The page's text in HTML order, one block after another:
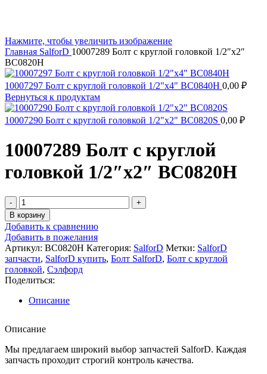
Нажмите, чтобы увеличить изображение
Главная SalforD 10007289 Болт с круглой головкой 1/2″x2″
BC0820H
10007297 Болт с круглой головкой 1/2"х4" BC0840H 0,00 ₽
Вернуться к продуктам
10007290 Болт с круглой головкой 1/2"x2" BC0820S 0,00 ₽
10007289 Болт с круглой
головкой 1/2″x2″ BC0820H
В корзину
Добавить к сравнению
Добавить в пожелания
Артикул: BC0820H Категория: SalforD Метки: SalforD
запчасти, SalforD купить, Болт SalforD, Болт с круглой
головкой, Сэлфорд
Поделиться:
Описание
Описание
Мы предлагаем широкий выбор запчастей SalforD. Каждая
запчасть проходит строгий контроль качества.